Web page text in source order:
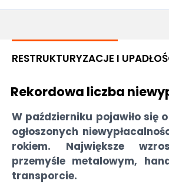
RESTRUKTURYZACJE I
Rekordowa liczba
W październiku pojawiło się
ogłoszonych
rokiem. Największe
przemyśle metalowym,
transporcie.